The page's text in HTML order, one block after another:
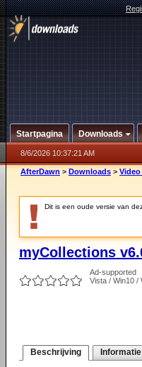
Startpagina Downloads
8/6/2026 10:37:21 AM
AfterDawn > Downloads >
Dit is een oude versie van
myCollections
Ad-supported
Vista / Win10 /
Beschrijving Informatie